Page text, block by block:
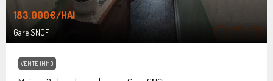
183.000€/HAI
Gare SNCF
VENTE IMMO